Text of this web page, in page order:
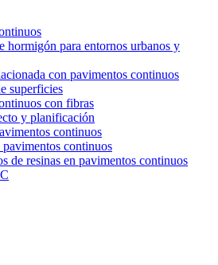
hormigón para entornos urbanos y
con pavimentos continuos
superficies
con fibras
y planificación
continuos
continuos
de resinas en pavimentos continuos